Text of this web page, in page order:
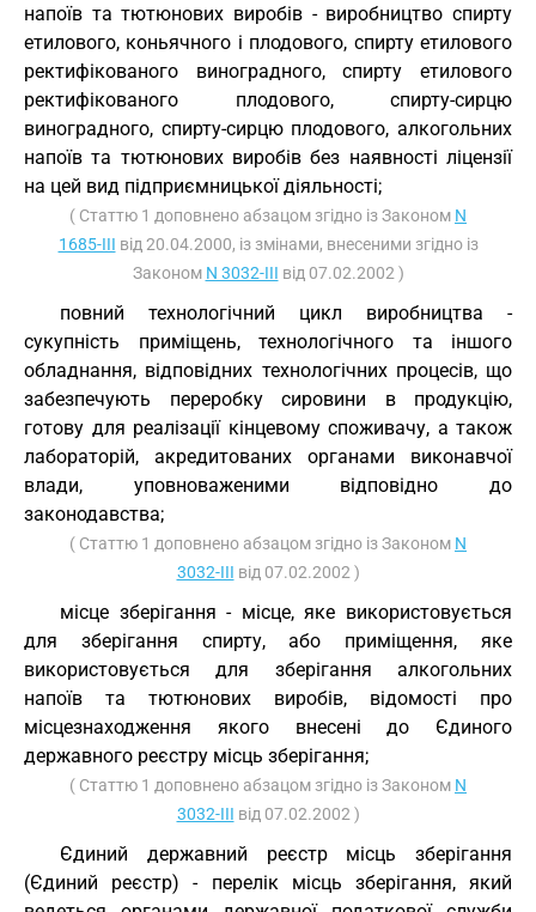
напоїв та тютюнових виробів - виробництво спирту
етилового, коньячного і плодового, спирту етилового
ректифікованого виноградного, спирту етилового
ректифікованого плодового, спирту-сирцю
виноградного, спирту-сирцю плодового, алкогольних
напоїв та тютюнових виробів без наявності ліцензії
на цей вид підприємницької діяльності;
( Статтю 1 доповнено абзацом згідно із Законом N
1685-III від 20.04.2000, із змінами, внесеними згідно із
Законом N 3032-III від 07.02.2002 )
повний технологічний цикл виробництва -
сукупність приміщень, технологічного та іншого
обладнання, відповідних технологічних процесів, що
забезпечують переробку сировини в продукцію,
готову для реалізації кінцевому споживачу, а також
лабораторій, акредитованих органами виконавчої
влади, уповноваженими відповідно до
законодавства;
( Статтю 1 доповнено абзацом згідно із Законом N
3032-III від 07.02.2002 )
місце зберігання - місце, яке використовується
для зберігання спирту, або приміщення, яке
використовується для зберігання алкогольних
напоїв та тютюнових виробів, відомості про
місцезнаходження якого внесені до Єдиного
державного реєстру місць зберігання;
( Статтю 1 доповнено абзацом згідно із Законом N
3032-III від 07.02.2002 )
Єдиний державний реєстр місць зберігання
(Єдиний реєстр) - перелік місць зберігання, який